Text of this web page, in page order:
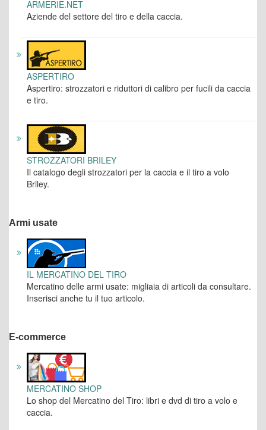
ARMERIE.NET
Aziende del settore del tiro e della caccia.
ASPERTIRO
Aspertiro: strozzatori e riduttori di calibro per fucili da caccia
e tiro.
STROZZATORI BRILEY
Il catalogo degli strozzatori per la caccia e il tiro a volo
Briley.
Armi usate
IL MERCATINO DEL TIRO
Mercatino delle armi usate: migliaia di articoli da consultare.
Inserisci anche tu il tuo articolo.
E-commerce
MERCATINO SHOP
Lo shop del Mercatino del Tiro: libri e dvd di tiro a volo e
caccia.